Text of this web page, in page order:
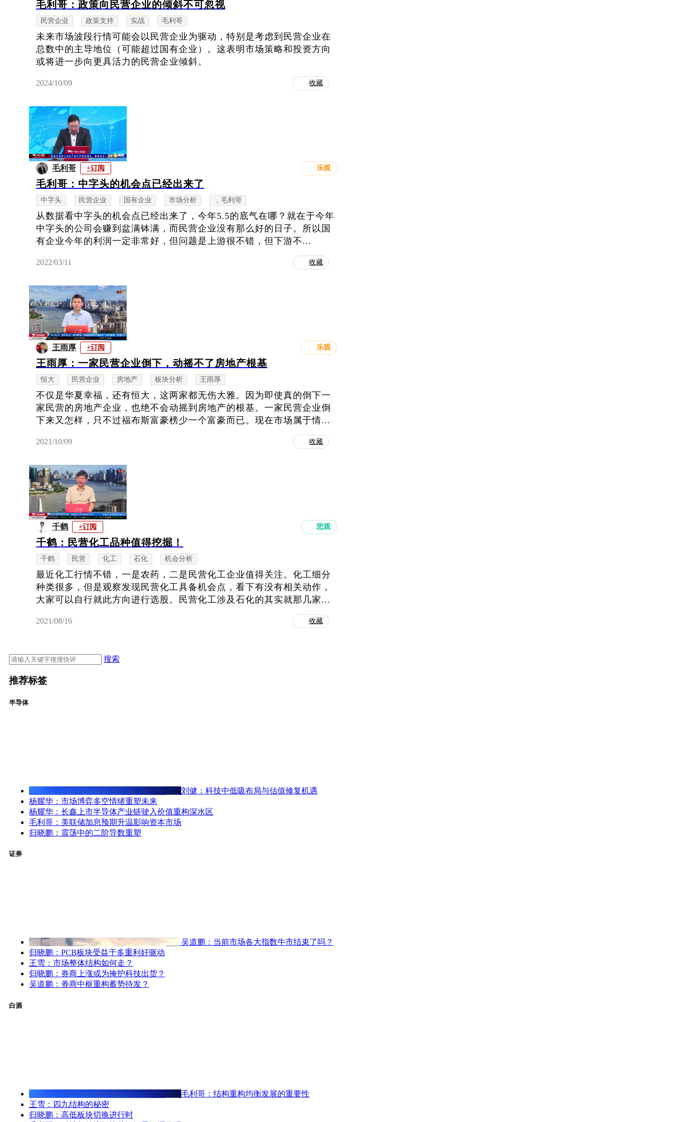
毛利哥：政策向民营企业的倾斜不可忽视
民营企业 政策支持 实战 毛利哥
未来市场波段行情可能会以民营企业为驱动，特别是考虑到民营企业在
总数中的主导地位（可能超过国有企业）。这表明市场策略和投资方向
或将进一步向更具活力的民营企业倾斜。
2024/10/09 收藏
毛利哥 +订阅 乐观
毛利哥：中字头的机会点已经出来了
中字头 民营企业 国有企业 市场分析 ，毛利哥
从数据看中字头的机会点已经出来了，今年5.5的底气在哪？就在于今年
中字头的公司会赚到盆满钵满，而民营企业没有那么好的日子。所以国
有企业今年的利润一定非常好，但问题是上游很不错，但下游不...
2022/03/11 收藏
王雨厚 +订阅 乐观
王雨厚：一家民营企业倒下，动摇不了房地产根基
恒大 民营企业 房地产 板块分析 王雨厚
不仅是华夏幸福，还有恒大，这两家都无伤大雅。因为即使真的倒下一
家民营的房地产企业，也绝不会动摇到房地产的根基。一家民营企业倒
下来又怎样，只不过福布斯富豪榜少一个富豪而已。现在市场属于情...
2021/10/09 收藏
千鹤 +订阅 悲观
千鹤：民营化工品种值得挖掘！
千鹤 民营 化工 石化 机会分析
最近化工行情不错，一是农药，二是民营化工企业值得关注。化工细分
种类很多，但是观察发现民营化工具备机会点，看下有没有相关动作，
大家可以自行就此方向进行选股。民营化工涉及石化的其实就那几家...
2021/08/16 收藏
搜索
推荐标签
半导体
刘健：科技中低吸布局与估值修复机遇
杨耀华：市场博弈多空情绪重塑未来
杨耀华：长鑫上市半导体产业链驶入价值重构深水区
毛利哥：美联储加息预期升温影响资本市场
归晓鹏：震荡中的二阶导数重塑
证券
吴道鹏：当前市场各大指数牛市结束了吗？
归晓鹏：PCB板块受益于多重利好驱动
王雪：市场整体结构如何走？
归晓鹏：券商上涨或为掩护科技出货？
吴道鹏：券商中枢重构蓄势待发？
白酒
毛利哥：结构重构均衡发展的重要性
王雪：四九结构的秘密
归晓鹏：高低板块切换进行时